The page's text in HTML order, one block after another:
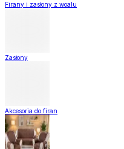
Firany i zasłony z woalu
Zasłony
Akcesoria do firan